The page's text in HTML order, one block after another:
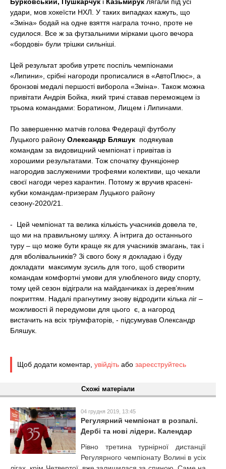
Бурковський, Пушкарчук і Казьмирук лягали під усі
удари, мов хокеїсти НХЛ. У таких випадках кажуть, що
«Зміна» бодай на одне взяття награла точно, проте не
судилося. Все ж за футзальними мірками цього вечора
«бордові» були трішки сильніші.
Цей результат зробив утретє поспіль чемпіонами
«Липини», срібні нагороди прописалися в «АвтоПлюс», а
бронзові медалі першості виборола «Зміна». Також можна
привітати Андрія Бойка, який тричі ставав переможцем із
трьома командами: Боратином, Лищем і Липинами.
По завершенню матчів голова Федерації футболу
Луцького району Олександр Бляшук подякував
командам за видовищний чемпіонат і привітав із
хорошими результатами. Тож спочатку функціонер
нагородив заслуженими трофеями колективи, що чекали
своєї нагоди через карантин. Потому ж вручив красені-
кубки командам-призерам Луцького району
сезону-2020/21.
- Цей чемпіонат та велика кількість учасників довела те,
що ми на правильному шляху. А інтрига до останнього
туру – що може бути краще як для учасників змагань, так і
для вболівальників? Зі свого боку я докладаю і буду
докладати максимум зусиль для того, щоб створити
командам комфортні умови для улюбленого виду спорту,
тому цей сезон відіграли на майданчиках із дерев’яним
покриттям. Надалі прагнутиму знову відродити кілька ліг –
можливості й передумови для цього є, а нагород
вистачить на всіх тріумфаторів, - підсумував Олександр
Бляшук.
Щоб додати коментар, увійдіть або зареєструйтесь
Схожі матеріали
04 грудня 2019, 13:45
Регулярний чемпіонат в розпалі.
Дербі та нові лідери. Календар
Рівно третина турнірної дистанції
Регулярного чемпіонату Волині в усіх